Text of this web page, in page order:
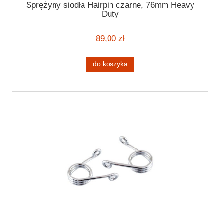
Sprężyny siodła Hairpin czarne, 76mm Heavy
Duty
89,00 zł
do koszyka